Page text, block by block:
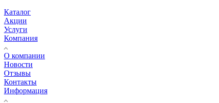
Каталог
Акции
Услуги
Компания
О компании
Новости
Отзывы
Контакты
Информация